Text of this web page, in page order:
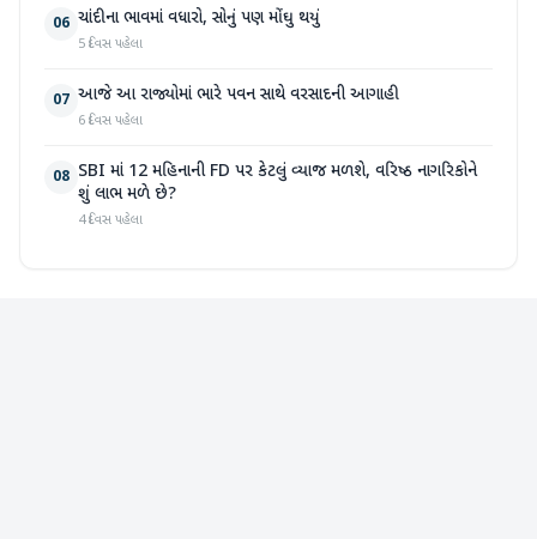
06 ચાંદીના ભાવમાં વધારો, સોનું પણ મોંઘુ થયું
5 દિવસ પહેલા
07 આજે આ રાજ્યોમાં ભારે પવન સાથે વરસાદની આગાહી
6 દિવસ પહેલા
08 SBI માં 12 મહિનાની FD પર કેટલું વ્યાજ મળશે, વરિષ્ઠ નાગરિકોને
શું લાભ મળે છે?
4 દિવસ પહેલા